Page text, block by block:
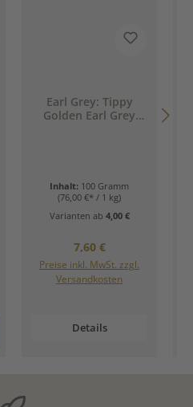
Earl Grey: Tippy
Golden Earl Grey
Inhalt: 100 Gramm
(76,00 €* / 1 kg)
Varianten ab 4,00 €
Regulärer Preis:
7,60 €
Preise inkl. MwSt. zzgl.
Versandkosten
Details